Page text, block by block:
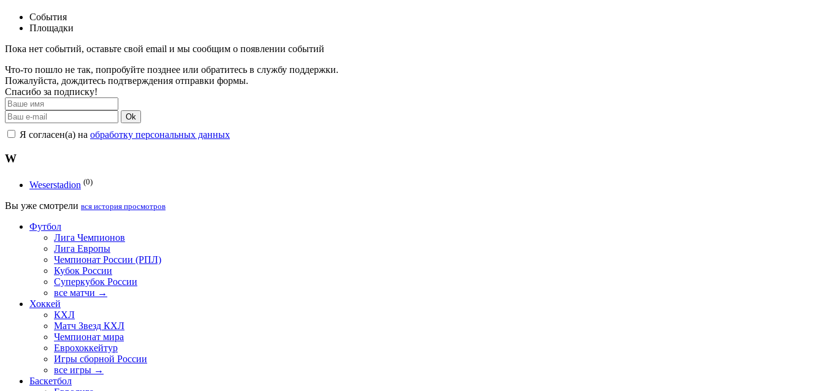
События
Площадки
Пока нет событий, оставьте свой email и мы сообщим о появлении событий
Что-то пошло не так, попробуйте позднее или обратитесь в службу поддержки.
Пожалуйста, дождитесь подтверждения отправки формы.
Спасибо за подписку!
Ok
Я согласен(а) на обработку персональных данных
W
Weserstadion (0)
Вы уже смотрели вся история просмотров
Футбол
Лига Чемпионов
Лига Европы
Чемпионат России (РПЛ)
Кубок России
Суперкубок России
все матчи →
Хоккей
КХЛ
Матч Звезд КХЛ
Чемпионат мира
Еврохоккейтур
Игры сборной России
все игры →
Баскетбол